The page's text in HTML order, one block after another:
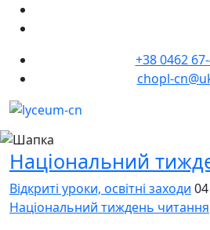
+38 0462
chopl-
Національний
Відкриті уроки, освітні заходи
Національний тиждень читання